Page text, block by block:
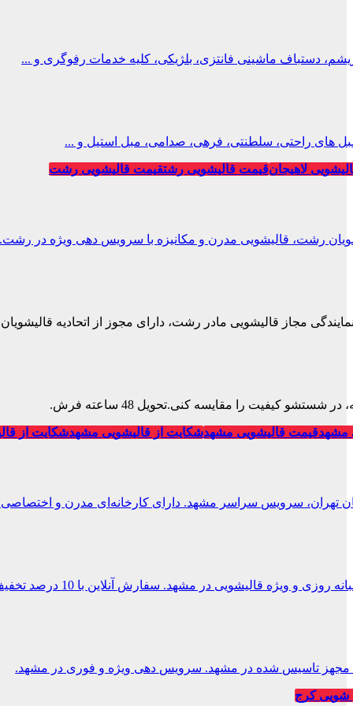
دستباف ماشینی فانتزی، بلژیکی، کلیه خدمات رفوگری و ...
های راحتی، سلطنتی، فرهی، صدامی، مبل استیل و ...
لاهیجانقیمت قالیشویی رشتقیمت قالیشویی رشت
رشت، قالیشویی مدرن و مکانیزه با سرویس دهی ویژه در رشت.
مجاز قالیشویی مادر رشت، دارای مجوز از اتحادیه
کیفیت را مقایسه کنی.تحویل 48 ساعته فرش.
مشهدقیمت قالیشویی مشهدشکایت از قالیشویی مشهدشکایت از
تهران، سرویس سراسر مشهد. دارای کارخانه‌ای مدرن و
ویژه قالیشویی در مشهد. سفارش آنلاین با 10 درصد تخفیف.
مجهز تاسیس شده در مشهد. سرویس دهی ویژه و فوری در مشهد.
شویی کرج